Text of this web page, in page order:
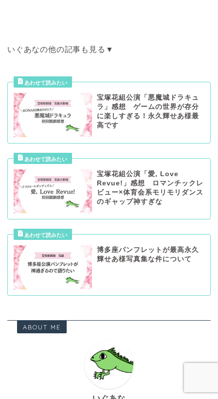
いぐあなの他の記事も見る▼
宝塚花組公演「悪魔城ドラキュ
ラ」感想 ゲームの世界が存分
に楽しすぎる！永久輝せあ様最
高です
宝塚花組公演「愛, Love
Revue!」感想 ロマンチックレ
ビュー×体育会系モリモリダンス
のギャップ神すぎな
博多座パンフレットが最高永久
輝せあ様写真集な件について
ABOUT ME